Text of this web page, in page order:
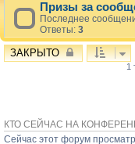
Призы за
Последнее
Ответы: 3
ЗАКРЫТО
1
КТО СЕЙЧАС НА
Сейчас этот форум